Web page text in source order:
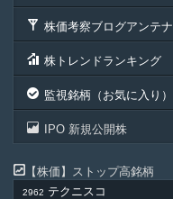
株価考察ブログアンテナ
株トレンドランキング
監視銘柄（お気に入り）
IPO 新規公開株
株価 ストップ高銘柄
2962 テクニスコ